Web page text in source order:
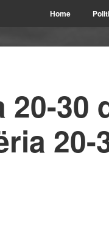
Home
20-30
20-